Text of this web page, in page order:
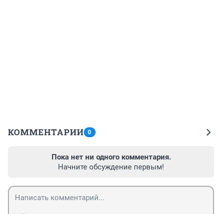
КОММЕНТАРИИ 0
Пока нет ни одного комментария.
Начните обсуждение первым!